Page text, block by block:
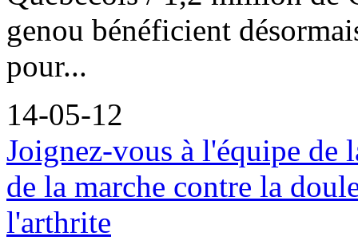
genou bénéficient
pour...
14-05-12
Joignez-vous à l'équipe
de la marche contre la
l'arthrite